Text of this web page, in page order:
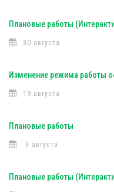
Плановые работы
30 августа
Изменение режима работы
19 августа
Плановые работы
3 августа
Плановые работы